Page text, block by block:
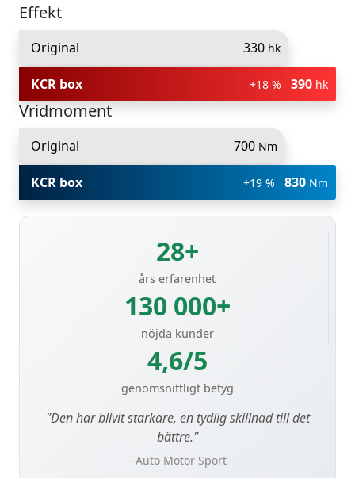
Effekt
Original 330 hk
KCR box +18 % 390 hk
Vridmoment
Original 700 Nm
KCR box +19 % 830 Nm
28+
års erfarenhet
130 000+
nöjda kunder
4,6/5
genomsnittligt betyg
"Den har blivit starkare, en tydlig skillnad till det
bättre."
- Auto Motor Sport